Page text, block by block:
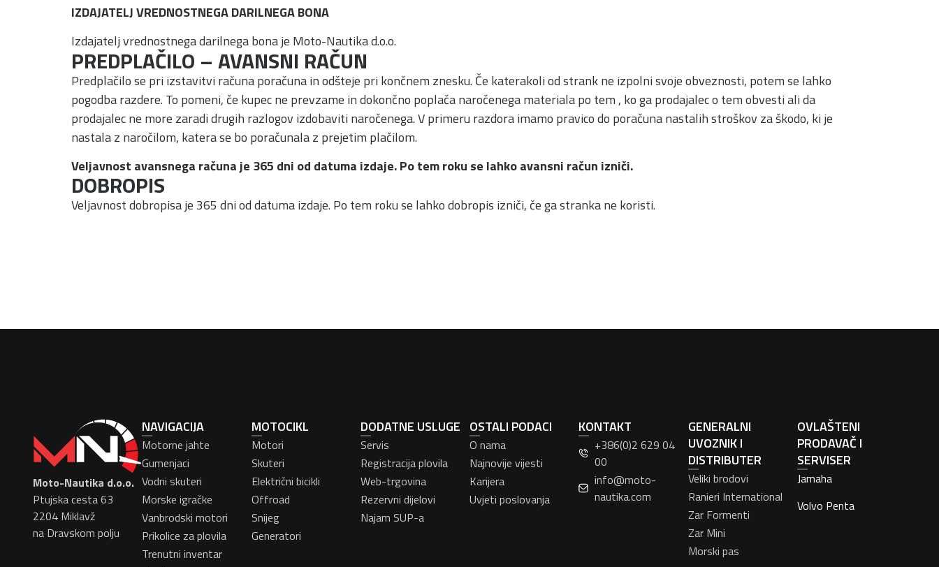
IZDAJATELJ VREDNOSTNEGA DARILNEGA BONA
Izdajatelj vrednostnega darilnega bona je Moto-Nautika d.o.o.
PREDPLAČILO – AVANSNI RAČUN
Predplačilo se pri izstavitvi računa poračuna in odšteje pri končnem znesku. Če katerakoli od strank ne izpolni svoje obveznosti, potem se lahko
pogodba razdere. To pomeni, če kupec ne prevzame in dokončno poplača naročenega materiala po tem , ko ga prodajalec o tem obvesti ali da
prodajalec ne more zaradi drugih razlogov izdobaviti naročenega. V primeru razdora imamo pravico do poračuna nastalih stroškov za škodo, ki je
nastala z naročilom, katera se bo poračunala z prejetim plačilom.
Veljavnost avansnega računa je 365 dni od datuma izdaje. Po tem roku se lahko avansni račun izniči.
DOBROPIS
Veljavnost dobropisa je 365 dni od datuma izdaje. Po tem roku se lahko dobropis izniči, če ga stranka ne koristi.
Moto-Nautika d.o.o.
Ptujska cesta 63
2204 Miklavž
na Dravskom polju
NAVIGACIJA
Motorne jahte
Gumenjaci
Vodni skuteri
Morske igračke
Vanbrodski motori
Prikolice za plovila
Trenutni inventar
MOTOCIKL
Motori
Skuteri
Električni bicikli
Offroad
Snijeg
Generatori
DODATNE USLUGE
Servis
Registracija plovila
Web-trgovina
Rezervni dijelovi
Najam SUP-a
OSTALI PODACI
O nama
Najnovije vijesti
Karijera
Uvjeti poslovanja
KONTAKT
+386(0)2 629 04
00
info@moto-
nautika.com
GENERALNI
UVOZNIK I
DISTRIBUTER
Veliki brodovi
Ranieri International
Zar Formenti
Zar Mini
Morski pas
OVLAŠTENI
PRODAVAČ I
SERVISER
Jamaha
Volvo Penta